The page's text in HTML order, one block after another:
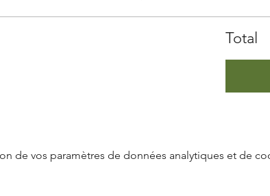
Total
de vos paramètres de données analytiques et de